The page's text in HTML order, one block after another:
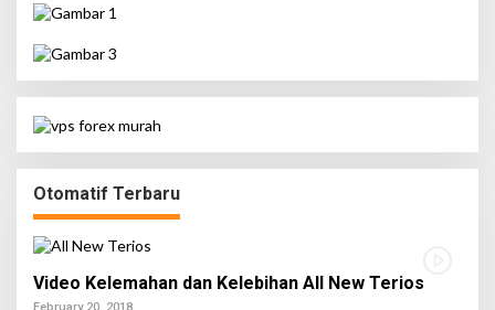
Otomatif Terbaru
Video Kelemahan dan Kelebihan All New Terios
February 20, 2018